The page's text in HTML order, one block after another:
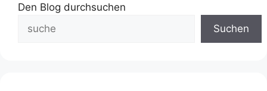
Den Blog durchsuchen
Suchen